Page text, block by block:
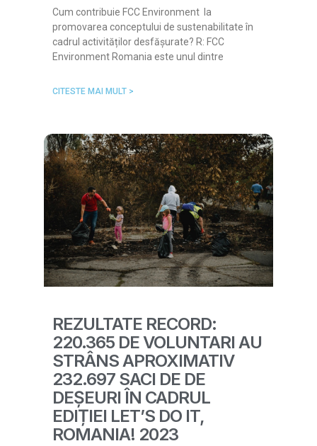
Cum contribuie FCC Environment la
promovarea conceptului de sustenabilitate în
cadrul activităților desfășurate? R: FCC
Environment Romania este unul dintre
CITESTE MAI MULT >
REZULTATE RECORD:
220.365 DE VOLUNTARI AU
STRÂNS APROXIMATIV
232.697 SACI DE DE
DEȘEURI ÎN CADRUL
EDIȚIEI LET’S DO IT,
ROMANIA! 2023